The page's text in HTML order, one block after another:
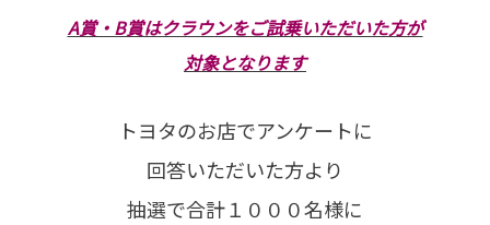
A賞・B賞はクラウンをご試乗いただいた方が
対象となります
トヨタのお店でアンケートに
回答いただいた方より
抽選で合計１０００名様に